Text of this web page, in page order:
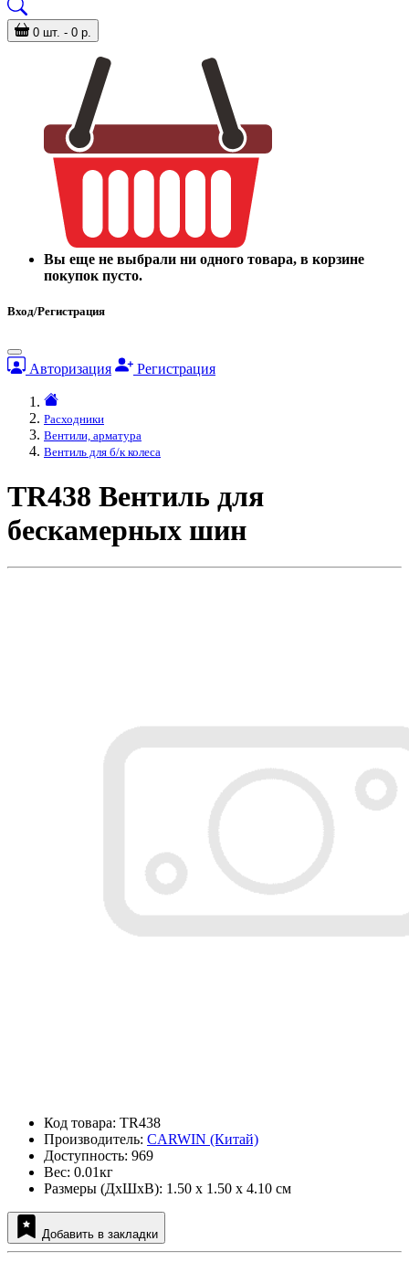
0 шт. - 0 р.
Вы еще не выбрали ни одного товара, в корзине
покупок пусто.
Вход/Регистрация
Авторизация Регистрация
Расходники
Вентили, арматура
Вентиль для б/к колеса
TR438 Вентиль для
бескамерных шин
Код товара: TR438
Производитель: CARWIN (Китай)
Доступность: 969
Вес: 0.01кг
Размеры (ДxШxВ): 1.50 x 1.50 x 4.10 см
Добавить в закладки